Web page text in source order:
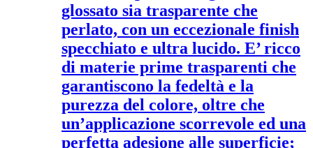
glossato sia trasparente che
perlato, con un eccezionale finish
specchiato e ultra lucido. E’ ricco
di materie prime trasparenti che
garantiscono la fedeltà e la
purezza del colore, oltre che
un’applicazione scorrevole ed una
perfetta adesione alle superficie;